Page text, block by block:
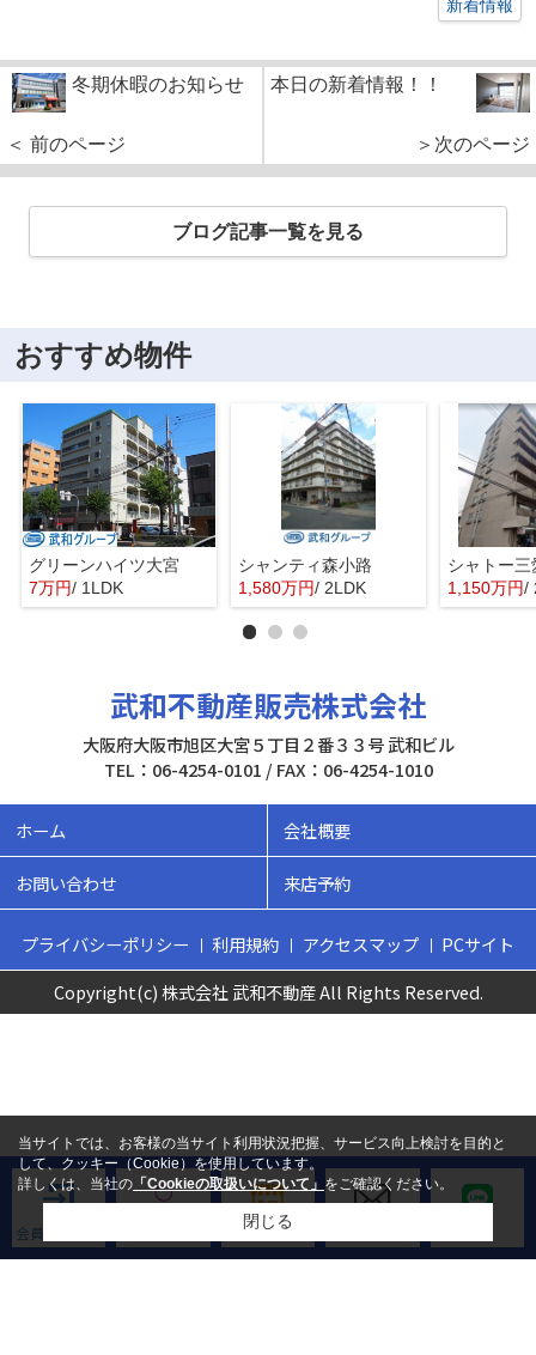
新着情報
冬期休暇のお知らせ
＜ 前のページ
本日の新着情報！！
＞次のページ
ブログ記事一覧を見る
おすすめ物件
グリーンハイツ大宮
7万円/ 1LDK
シャンティ森小路
1,580万円/ 2LDK
シャトー三
1,150万円/
会員ログイン 来店予約
武和不動産販売株式会社
大阪府大阪市旭区大宮５丁目２番３３号 武和ビル
TEL：06-4254-0101 / FAX：06-4254-1010
ホーム 会社概要
お問い合わせ 来店予約
プライバシーポリシー 利用規約 アクセスマップ
PCサイト
Copyright(c) 株式会社 武和不動産 All Rights Reserved.
当サイトでは、お客様の当サイト利用状況把握、サービス向上検討を目的と
して、クッキー（Cookie）を使用しています。
詳しくは、当社の 「Cookieの取扱いについて」 をご確認ください。
閉じる